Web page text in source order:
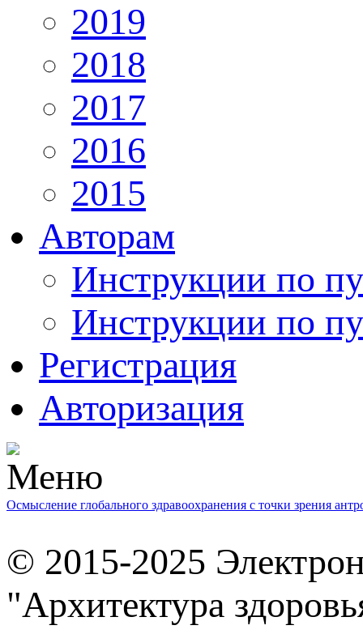
2019
2018
2017
2016
2015
Авторам
Инструкции по
Инструкции по
Регистрация
Авторизация
Осмысление глобального здравоохранения с точки зрения
© 2015-2025
"Архитектура